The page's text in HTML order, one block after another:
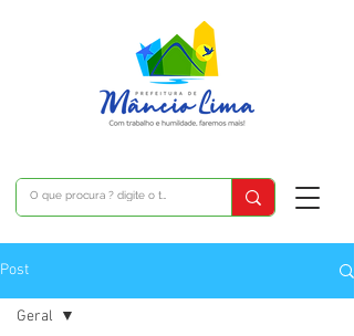
Post
Geral